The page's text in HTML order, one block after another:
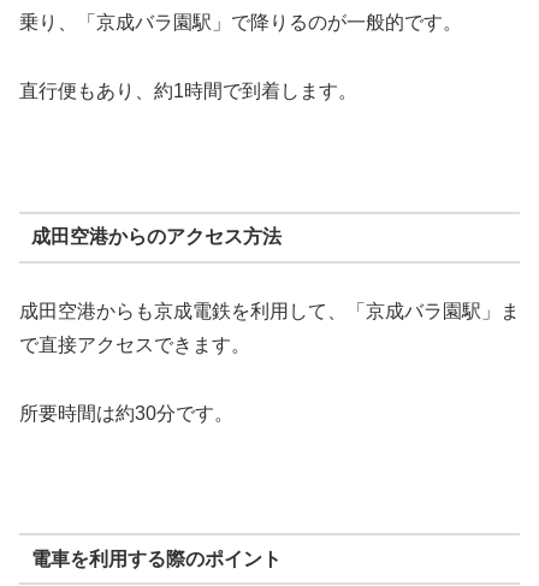
乗り、「京成バラ園駅」で降りるのが一般的です。
直行便もあり、約1時間で到着します。
成田空港からのアクセス方法
成田空港からも京成電鉄を利用して、「京成バラ園駅」ま
で直接アクセスできます。
所要時間は約30分です。
電車を利用する際のポイント